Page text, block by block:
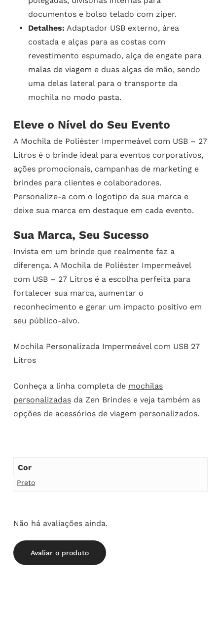
documentos e bolso telado com zíper.
Detalhes: Adaptador USB externo, área
costada e alças para as costas com
revestimento espumado, alça de engate para
malas de viagem e duas alças de mão, sendo
uma delas lateral para o transporte da
mochila no modo pasta.
Eleve o Nível do Seu Evento
A Mochila de Poliéster Impermeável com USB – 27
Litros é o brinde ideal para eventos corporativos,
ações promocionais, campanhas de marketing e
brindes para clientes e colaboradores.
Personalize-a com o logotipo da sua marca e
deixe sua marca em destaque em cada evento.
Sua Marca, Seu Sucesso
Invista em um brinde que realmente faz a
diferença. A Mochila de Poliéster Impermeável
com USB – 27 Litros é a escolha perfeita para
fortalecer sua marca, aumentar o
reconhecimento e gerar um impacto positivo em
seu público-alvo.
Mochila Personalizada Impermeável com USB 27
Litros
Conheça a linha completa de mochilas
personalizadasda Zen Brindes e veja também as
opções de acessórios de viagem personalizados.
Cor
Preto
Não há avaliações ainda.
Avaliar o produto